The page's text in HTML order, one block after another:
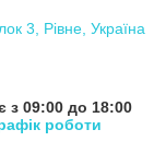
3, Рівне, Україна
з 09:00 до 18:00
роботи